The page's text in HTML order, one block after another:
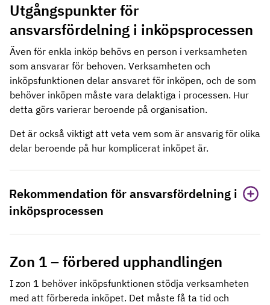
Utgångspunkter för
ansvarsfördelning i inköpsprocessen
Även för enkla inköp behövs en person i verksamheten
som ansvarar för behoven. Verksamheten och
inköpsfunktionen delar ansvaret för inköpen, och de som
behöver inköpen måste vara delaktiga i processen. Hur
detta görs varierar beroende på organisation.
Det är också viktigt att veta vem som är ansvarig för olika
delar beroende på hur komplicerat inköpet är.
Rekommendation för ansvarsfördelning i
inköpsprocessen
Zon 1 – förbered upphandlingen
I zon 1 behöver inköpsfunktionen stödja verksamheten
med att förbereda inköpet. Det måste få ta tid och